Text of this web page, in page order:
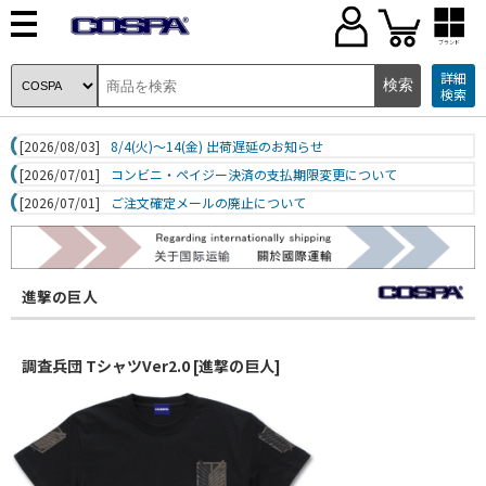
ブランド
詳細
検索
[2026/08/03]
8/4(火)～14(金) 出荷遅延のお知らせ
[2026/07/01]
コンビニ・ペイジー決済の支払期限変更について
[2026/07/01]
ご注文確定メールの廃止について
進撃の巨人
調査兵団 TシャツVer2.0 [進撃の巨人]